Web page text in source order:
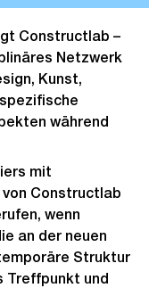
Constructlab –
Netzwerk
Kunst,
während
mit
Constructlab
wenn
an der neuen
Struktur
Treffpunkt und